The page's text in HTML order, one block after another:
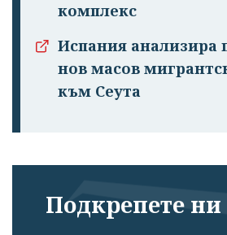
комплекс
Испания анализира
нов масов
към Сеута
Подкрепете ни